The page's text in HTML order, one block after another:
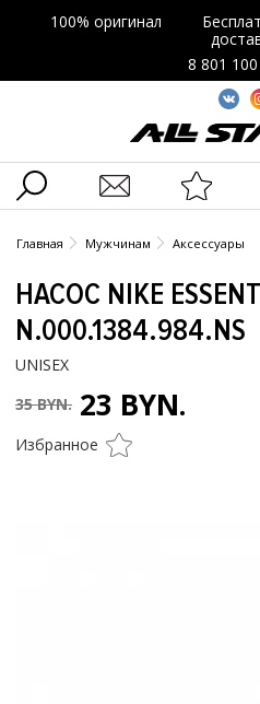
100% оригинал
8 801
Главная Мужчинам Аксессуары
НАСОС NIKE
N.000.1384.984.NS
UNISEX
35 BYN. 23 BYN.
Избранное